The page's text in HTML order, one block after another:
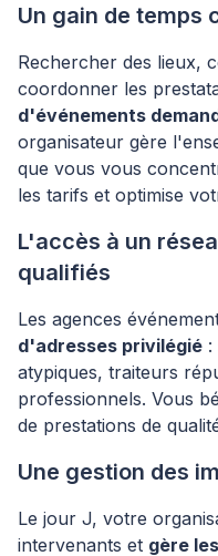
Un gain de temps
Rechercher des lieux,
coordonner les
d'événements
organisateur gère
que vous vous
les tarifs et optimise
L'accès à un
qualifiés
Les agences
d'adresses privilégié :
atypiques, traiteurs
professionnels. Vous
de prestations de
Une gestion des
Le jour J, votre
intervenants et gère